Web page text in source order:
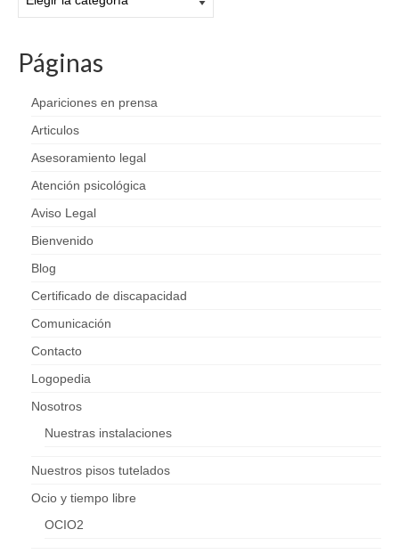
tutelados
Páginas
Apariciones en prensa
Articulos
Asesoramiento legal
Atención psicológica
Aviso Legal
Bienvenido
Blog
Certificado de discapacidad
Comunicación
Contacto
Logopedia
Nosotros
Nuestras instalaciones
Nuestros pisos tutelados
Ocio y tiempo libre
OCIO2